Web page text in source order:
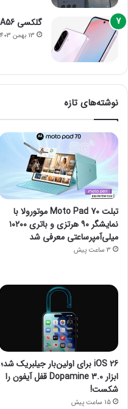
گلکسی A56 تعمیر سخت تری نسبت به A55 دارد
13 بهمن 1403
نوشته‌های تازه
تبلت Moto Pad 70 موتورولا با
نمایشگر ۹۰ هرتزی و باتری ۱۰۲۰۰
میلی‌آمپرساعتی معرفی شد
3 ساعت پیش
iOS 26 برای اولین‌بار جیلبریک شد؛
ابزار Dopamine 3.0 قفل آیفون را
شکست!
15 ساعت پیش